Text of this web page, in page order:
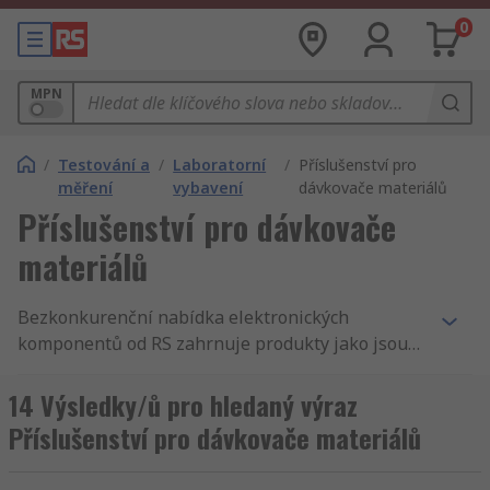
0
MPN
/ Testování a
měření
/ Laboratorní
vybavení
/ Příslušenství pro
dávkovače materiálů
Příslušenství pro dávkovače
materiálů
Bezkonkurenční nabídka elektronických
komponentů od RS zahrnuje produkty jako jsou
Pomůcky pro prohlídky v dílně a příslušenství a
Příslušenství pro dávkovače materiálů. Máme
nejlepší produkty a skladovou dostupnost v
14 Výsledky/ů pro hledaný výraz
Příslušenství pro dávkovače materiálů